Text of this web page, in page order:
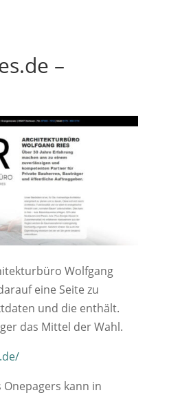
–
Wolfgang
eine Seite zu
und die enthält.
das Mittel der Wahl.
kann in